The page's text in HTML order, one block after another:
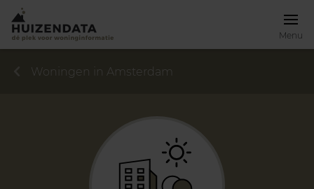
Menu
Woningen in Amsterdam